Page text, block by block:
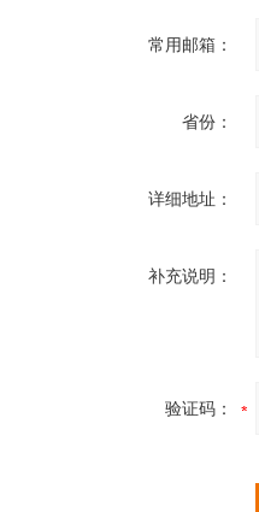
常用邮箱：
省份：
详细地址：
补充说明：
验证码：